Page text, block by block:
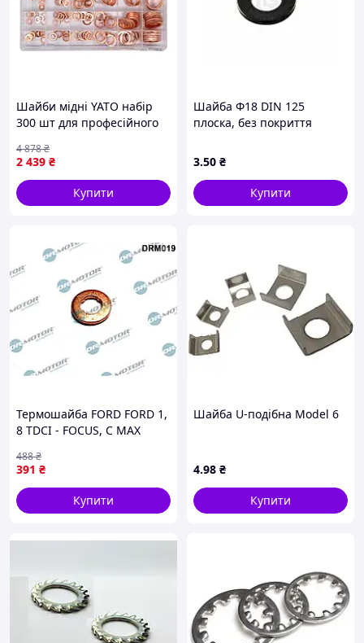
Шайби мідні YATO набір
300 шт для професійного
використання для
надійного кріплення
2 439 ₴
4 878₴
Купити
Шайба Ф18 DIN 125
плоска, без покриття
3.50 ₴
Купити
Термошайба FORD FORD 1,
8 TDCI - FOCUS, C MAX
2006-->; MONDEO 2007-->;
GALAXY 2006--> DR MOTOR
(DRM019)
391 ₴
488₴
Купити
Шайба U-подібна Model 6
4.98 ₴
Купити